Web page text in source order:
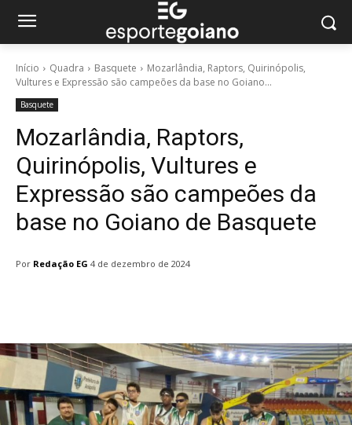
Início Quadra Basquete
Mozarlândia, Raptors, Quirinópolis,
Vultures e Expressão são campeões da base no Goiano...
Basquete
Mozarlândia, Raptors,
Quirinópolis, Vultures e
Expressão são campeões da
base no Goiano de Basquete
Por Redação EG 4 de dezembro de 2024